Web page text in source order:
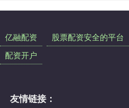
亿融配资 股票配资安全的平台
配资开户
友情链接：